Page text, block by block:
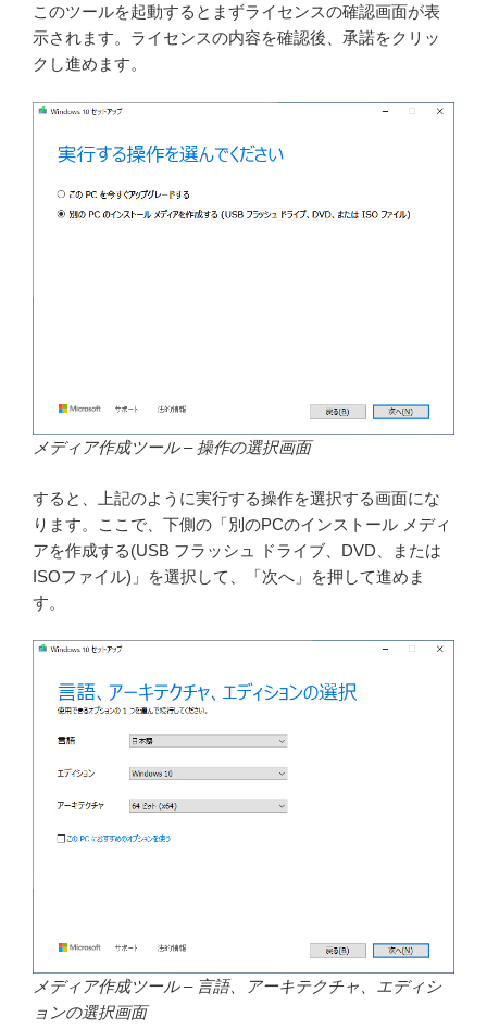
このツールを起動するとまずライセンスの確認画面が表
示されます。ライセンスの内容を確認後、承諾をクリッ
クし進めます。
メディア作成ツール – 操作の選択画面
すると、上記のように実行する操作を選択する画面にな
ります。ここで、下側の「別のPCのインストール メディ
アを作成する(USB フラッシュ ドライブ、DVD、または
ISOファイル)」を選択して、「次へ」を押して進めま
す。
メディア作成ツール – 言語、アーキテクチャ、エディシ
ョンの選択画面